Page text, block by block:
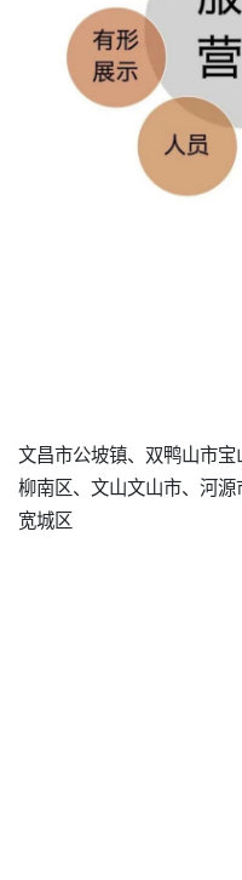
文昌市公坡镇、双鸭山市
柳南区、文山文山市、河
宽城区